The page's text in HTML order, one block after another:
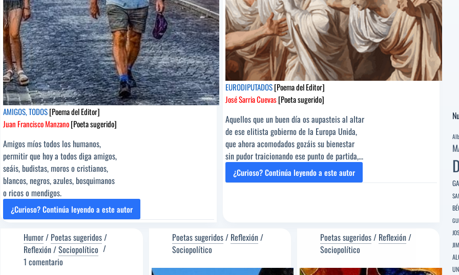
AMIGOS, TODOS[Poema del Editor]
Juan Francisco Manzano[Poeta sugerido]
Amigos míos todos los humanos,
permitir que hoy a todos diga amigos,
seáis, budistas, moros o cristianos,
blancos, negros, azules, bosquimanos
o ricos o mendigos.
¿Curioso? Continúa leyendo a este autor
AMIGOS,
[Poema
del
Editor]
EURODIPUTADOS[Poema del Editor]
José Sarria Cuevas[Poeta sugerido]
Aquellos que un buen día os aupasteis al altar
de ese elitista gobierno de la Europa Unida,
que ahora acomodados gozáis su bienestar
sin pudor traicionando ese punto de partida,...
¿Curioso? Continúa leyendo a este autor
EURODIPUTADOS
sugerido]
Humor/ Poetas sugeridos/
Reflexión/Sociopolítico
1 comentario
Poetas sugeridos/ Reflexión/
Sociopolítico
Poetas sugeridos/ Reflexión/
Sociopolítico